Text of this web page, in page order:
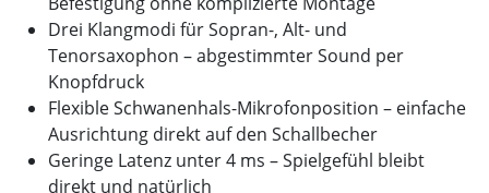
Drei Klangmodi für Sopran-, Alt- und
Tenorsaxophon – abgestimmter Sound per
Knopfdruck
Flexible Schwanenhals-Mikrofonposition – einfache
Ausrichtung direkt auf den Schallbecher
Geringe Latenz unter 4 ms – Spielgefühl bleibt
direkt und natürlich